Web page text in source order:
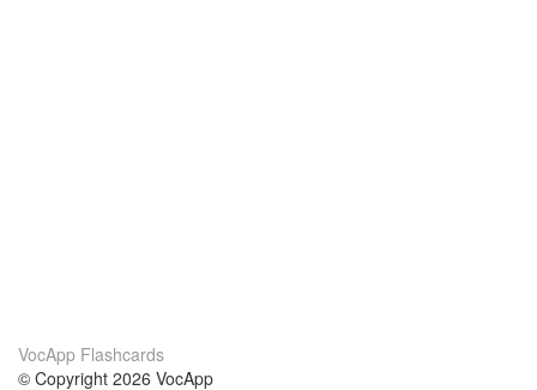
VocApp Flashcards
© Copyright 2026 VocApp